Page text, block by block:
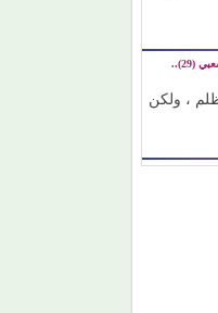
كمال زغلول يكتب: البنية الثقافية والإبداع الشعبي (29)..
، ولكن